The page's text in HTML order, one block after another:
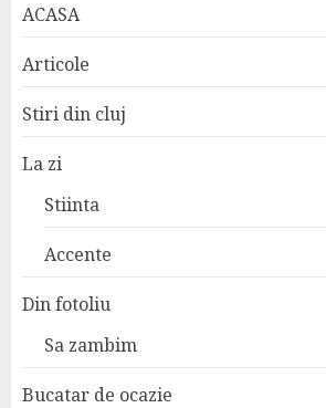
ACASA
Articole
Stiri din cluj
La zi
Stiinta
Accente
Din fotoliu
Sa zambim
Bucatar de ocazie